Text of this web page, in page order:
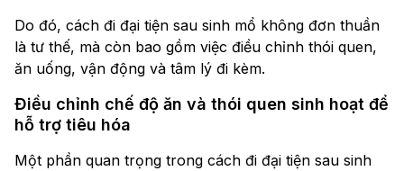
Do đó, cách đi đại tiện sau sinh mổ không đơn thuần
là tư thế, mà còn bao gồm việc điều chỉnh thói quen,
ăn uống, vận động và tâm lý đi kèm.
Điều chỉnh chế độ ăn và thói quen sinh hoạt để
hỗ trợ tiêu hóa
Một phần quan trọng trong cách đi đại tiện sau sinh